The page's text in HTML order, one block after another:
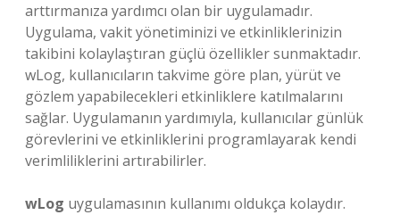
arttırmanıza yardımcı olan bir uygulamadır.
Uygulama, vakit yönetiminizi ve etkinliklerinizin
takibini kolaylaştıran güçlü özellikler sunmaktadır.
wLog, kullanıcıların takvime göre plan, yürüt ve
gözlem yapabilecekleri etkinliklere katılmalarını
sağlar. Uygulamanın yardımıyla, kullanıcılar günlük
görevlerini ve etkinliklerini programlayarak kendi
verimliliklerini artırabilirler.
wLog uygulamasının kullanımı oldukça kolaydır.